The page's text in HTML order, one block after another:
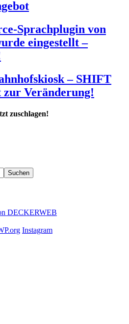
Sprachplugin von
eingestellt –
– SHIFT
Veränderung!
zuschlagen!
Instagram